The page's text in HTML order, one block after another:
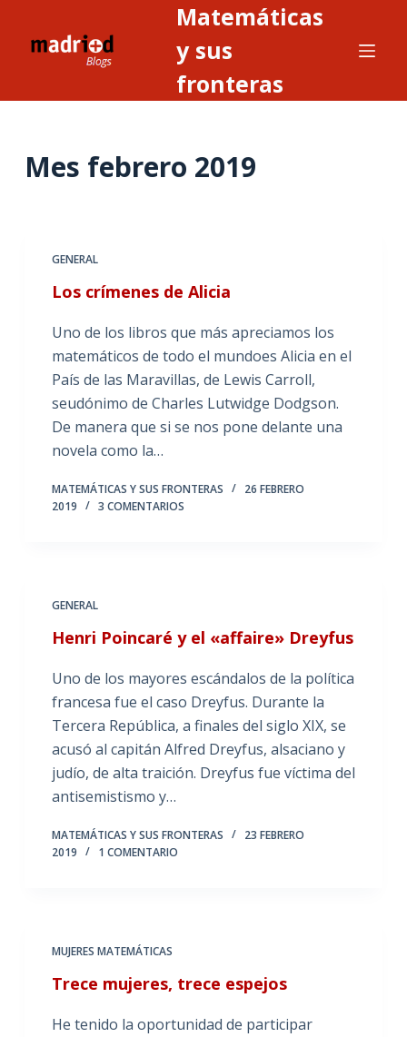
Matemáticas
y sus
fronteras
Mes febrero 2019
GENERAL
Los crímenes de Alicia
Uno de los libros que más apreciamos los
matemáticos de todo el mundoes Alicia en el
País de las Maravillas, de Lewis Carroll,
seudónimo de Charles Lutwidge Dodgson.
De manera que si se nos pone delante una
novela como la…
MATEMÁTICAS Y SUS FRONTERAS
26 FEBRERO
2019
3 COMENTARIOS
GENERAL
Henri Poincaré y el «affaire» Dreyfus
Uno de los mayores escándalos de la política
francesa fue el caso Dreyfus. Durante la
Tercera República, a finales del siglo XIX, se
acusó al capitán Alfred Dreyfus, alsaciano y
judío, de alta traición. Dreyfus fue víctima del
antisemistismo y…
MATEMÁTICAS Y SUS FRONTERAS
23 FEBRERO
2019
1 COMENTARIO
MUJERES MATEMÁTICAS
Trece mujeres, trece espejos
He tenido la oportunidad de participar